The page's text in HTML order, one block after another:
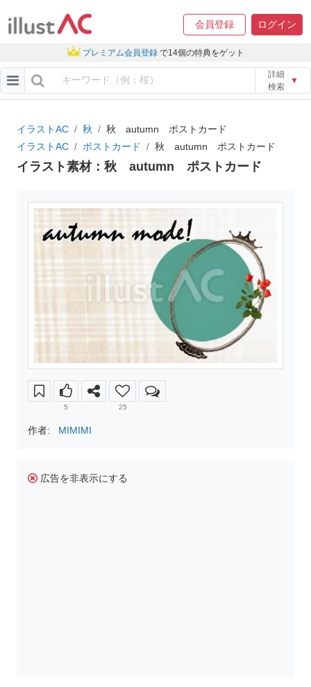
会員登録 ログイン
プレミアム会員登録 で14個の特典をゲット
詳細
検索
▼
イラストAC 秋
秋 autumn ポストカード
イラストAC
ポストカード 秋 autumn ポストカード
イラスト素材：秋 autumn ポストカード
5 25
作者: MIMIMI
広告を非表示にする